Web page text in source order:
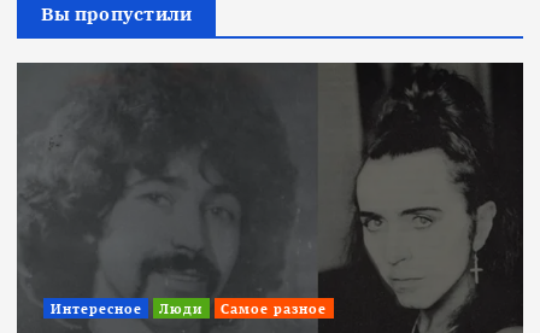
Вы пропустили
Интересное Люди Самое разное